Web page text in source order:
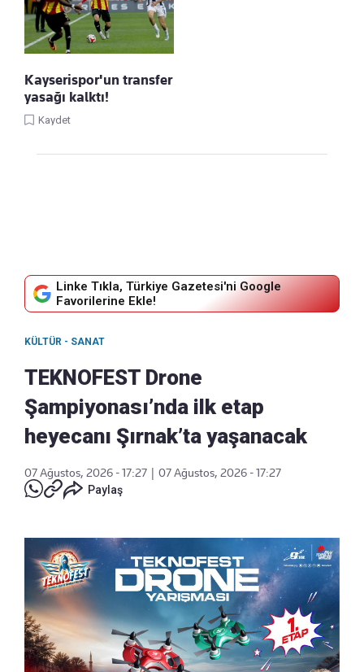
Kayserispor'un transfer
yasağı kalktı!
Kaydet
Linke Tıkla, Türkiye Gazetesi'ni Google
Favorilerine Ekle!
KÜLTÜR - SANAT
TEKNOFEST Drone
Şampiyonası’nda ilk etap
heyecanı Şırnak’ta yaşanacak
07 Ağustos, 2026 - 17:27
07 Ağustos, 2026 - 17:27
Paylaş